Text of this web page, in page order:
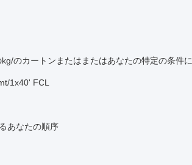
のカートンまたはまたはあなたの特定の条件に
1x40' FCL
あなたの順序